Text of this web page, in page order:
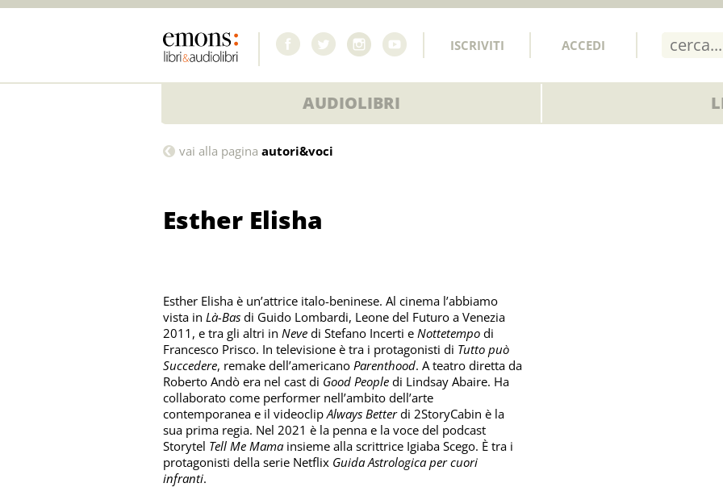
ISCRIVITI ACCEDI
AUDIOLIBRI
Esther
vai alla pagina autori&voci
Esther Elisha
Esther Elisha è un’attrice italo-beninese. Al cinema l’abbiamo
vista in Là-Bas di Guido Lombardi, Leone del Futuro a Venezia
2011, e tra gli altri in Neve di Stefano Incerti e Nottetempo di
Francesco Prisco. In televisione è tra i protagonisti di Tutto può
Succedere, remake dell’americano Parenthood. A teatro diretta da
Roberto Andò era nel cast di Good People di Lindsay Abaire. Ha
collaborato come performer nell’ambito dell’arte
contemporanea e il videoclipAlways Betterdi 2StoryCabin è la
sua prima regia. Nel 2021 è la penna e la voce del podcast
Storytel Tell Me Mama insieme alla scrittrice Igiaba Scego. È tra i
protagonisti della serie Netflix Guida Astrologica per cuori
infranti.